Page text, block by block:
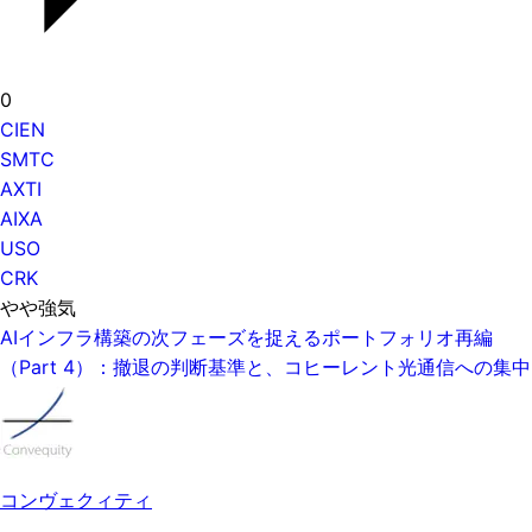
0
CIEN
SMTC
AXTI
AIXA
USO
CRK
やや強気
AIインフラ構築の次フェーズを捉えるポートフォリオ再編
（Part 4）：撤退の判断基準と、コヒーレント光通信への集中
コンヴェクィティ